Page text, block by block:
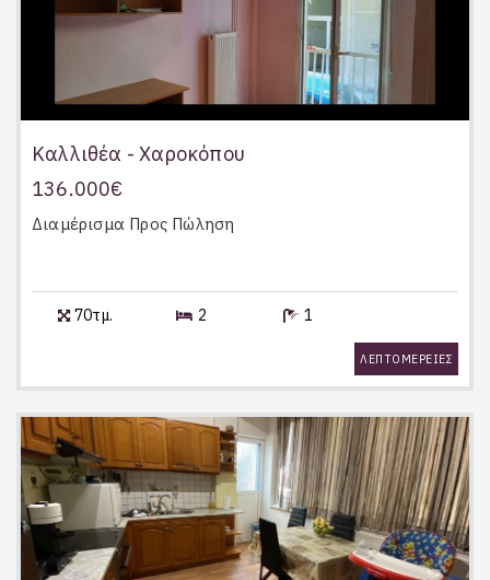
Καλλιθέα - Χαροκόπου
136.000€
Διαμέρισμα Προς Πώληση
70τμ. 2 1
ΛΕΠΤΟΜΕΡΕΙΕΣ